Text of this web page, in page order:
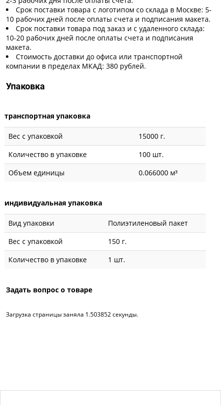
Срок поставки товара с логотипом со склада в Москве: 5-
10 рабочих дней после оплаты счета и подписания макета.
Срок поставки товара под заказ и с удаленного склада:
10-20 рабочих дней после оплаты счета и подписания
макета.
Стоимость доставки до офиса или транспортной
компании в пределах МКАД: 380 рублей.
Упаковка
транспортная упаковка
Вес с упаковкой
15000 г.
Количество в упаковке
100 шт.
Объем единицы
0.066000 м³
индивидуальная упаковка
Вид упаковки
Полиэтиленовый пакет
Вес с упаковкой
150 г.
Количество в упаковке
1 шт.
Задать вопрос о товаре
Загрузка страницы заняла 1.503852 секунды.